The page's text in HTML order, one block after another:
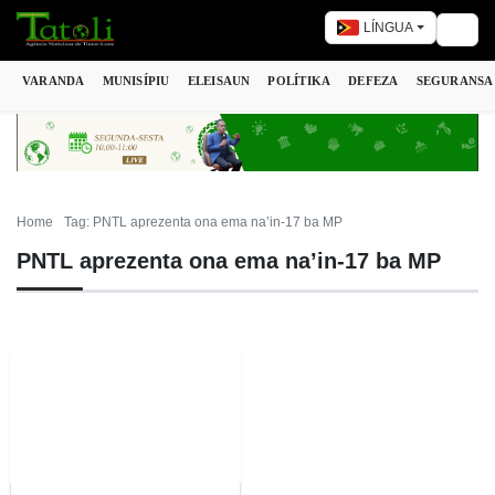
LÍNGUA
VARANDA MUNISÍPIU ELEISAUN POLÍTIKA DEFEZA SEGURANSA
Home Tag: PNTL aprezenta ona ema na’in-17 ba MP
PNTL aprezenta ona ema na’in-17 ba MP